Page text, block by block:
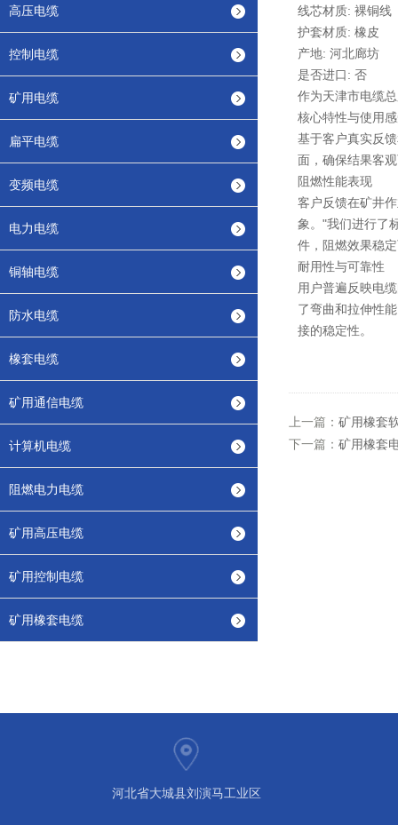
高压电缆
控制电缆
矿用电缆
扁平电缆
变频电缆
电力电缆
铜轴电缆
防水电缆
橡套电缆
矿用通信电缆
计算机电缆
阻燃电力电缆
矿用高压电缆
矿用控制电缆
矿用橡套电缆
线芯材质: 裸铜线
护套材质: 橡皮
产地: 河北廊坊
是否进口: 否
作为天津市电缆
核心特性与使用
基于客户真实反
面，确保结果客
阻燃性能表现
客户反馈在矿井
象。"我们进行了
件，阻燃效果稳
耐用性与可靠性
用户普遍反映电
了弯曲和拉伸性
接的稳定性。
上一篇： 矿用橡套
下一篇： 矿用橡套
河北省大城县刘演马工业区